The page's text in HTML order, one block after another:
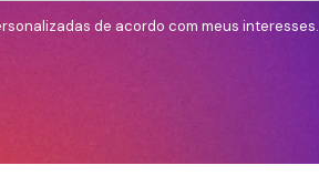
de acordo com meus interesses.